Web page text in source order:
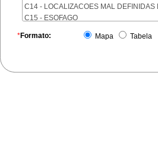
C14 - LOCALIZACOES MAL DEFINIDAS
C15 - ESOFAGO
C17 - INTESTINO DELGADO
C20 - RETO
C24 - OUTRAS PARTES DAS VIAS
*Formato: Mapa Tabela